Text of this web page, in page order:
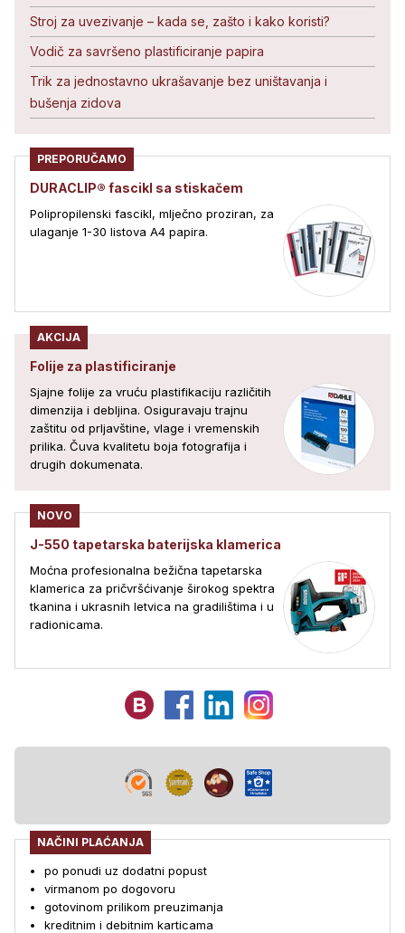
Stroj za uvezivanje – kada se, zašto i kako koristi?
Vodič za savršeno plastificiranje papira
Trik za jednostavno ukrašavanje bez uništavanja i
bušenja zidova
PREPORUČAMO
DURACLIP® fascikl sa stiskačem
Polipropilenski fascikl, mlječno proziran, za
ulaganje 1-30 listova A4 papira.
AKCIJA
Folije za plastificiranje
Sjajne folije za vruću plastifikaciju različitih
dimenzija i debljina. Osiguravaju trajnu
zaštitu od prljavštine, vlage i vremenskih
prilika. Čuva kvalitetu boja fotografija i
drugih dokumenata.
NOVO
J-550 tapetarska baterijska klamerica
Moćna profesionalna bežična tapetarska
klamerica za pričvršćivanje širokog spektra
tkanina i ukrasnih letvica na gradilištima i u
radionicama.
NAČINI PLAĆANJA
po ponudi uz dodatni popust
virmanom po dogovoru
gotovinom prilikom preuzimanja
kreditnim i debitnim karticama